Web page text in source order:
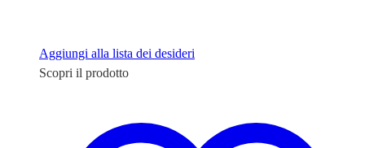
Aggiungi alla lista dei desideri
Scopri il prodotto